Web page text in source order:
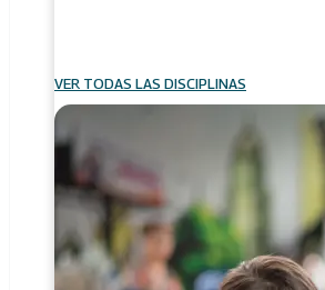
VER TODAS LAS DISCIPLINAS